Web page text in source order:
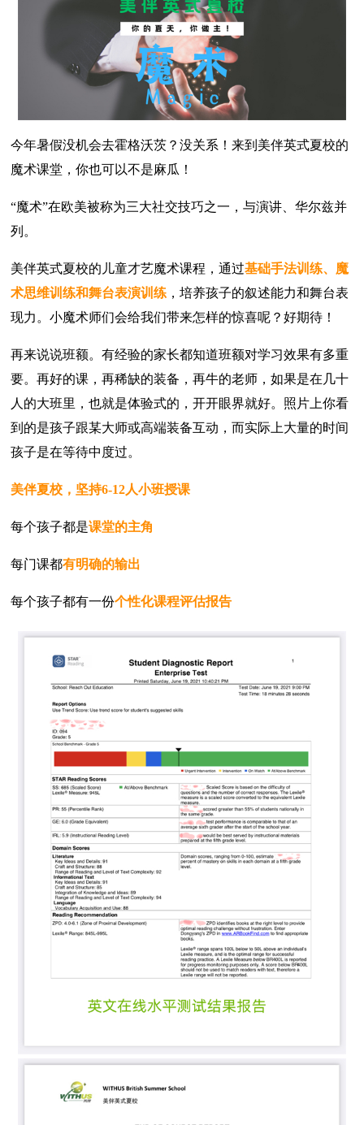
今年暑假没机会去霍格沃茨？没关系！来到美伴英式夏校的
魔术课堂，你也可以不是麻瓜！
“魔术”在欧美被称为三大社交技巧之一，与演讲、华尔兹并
列。
美伴英式夏校的儿童才艺魔术课程，通过基础手法训练、魔
术思维训练和舞台表演训练 ，培养孩子的叙述能力和舞台表
现力。小魔术师们会给我们带来怎样的惊喜呢？好期待！
再来说说班额。有经验的家长都知道班额对学习效果有多重
要。再好的课，再稀缺的装备，再牛的老师，如果是在几十
人的大班里，也就是体验式的，开开眼界就好。照片上你看
到的是孩子跟某大师或高端装备互动，而实际上大量的时间
孩子是在等待中度过。
美伴夏校，坚持6-12人小班授课
每个孩子都是课堂的主角
每门课都有明确的输出
每个孩子都有一份个性化课程评估报告